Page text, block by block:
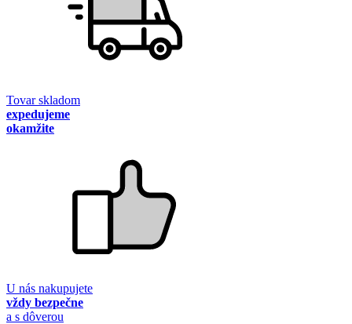
Tovar skladom
expedujeme
okamžite
U nás nakupujete
vždy bezpečne
a s dôverou